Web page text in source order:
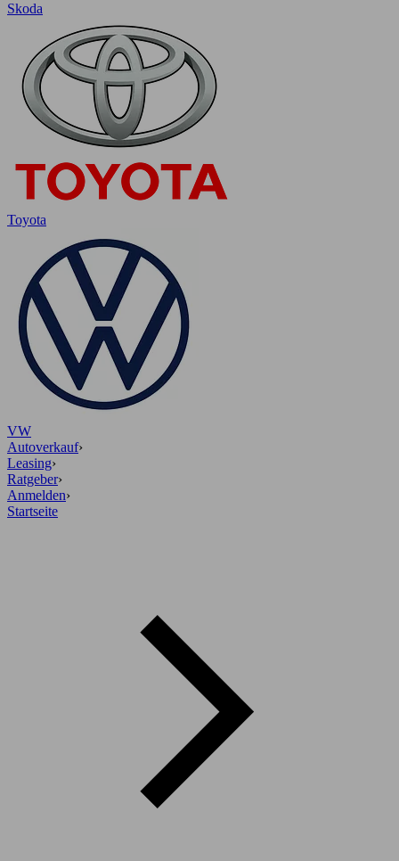
Skoda
Toyota
VW
Autoverkauf›
Leasing›
Ratgeber›
Anmelden›
Startseite